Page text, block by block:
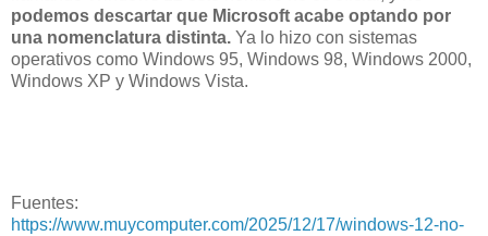
podemos descartar que Microsoft acabe optando por
una nomenclatura distinta. Ya lo hizo con sistemas
operativos como Windows 95, Windows 98, Windows 2000,
Windows XP y Windows Vista.
Fuentes:
https://www.muycomputer.com/2025/12/17/windows-12-no-